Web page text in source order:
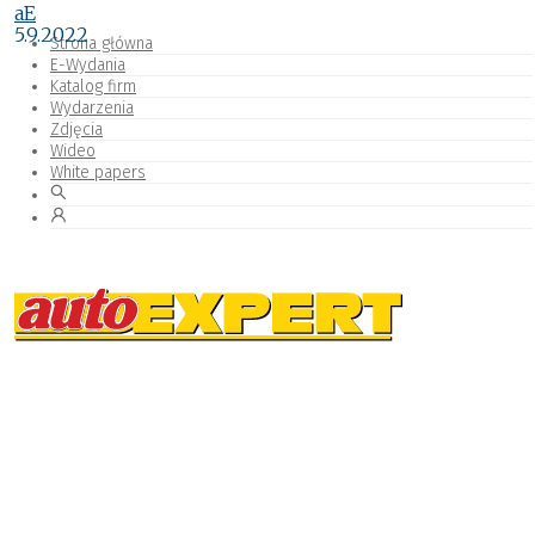
Strona główna
E-Wydania
Katalog firm
Wydarzenia
Zdjęcia
Wideo
White papers
aE
5.9.2022